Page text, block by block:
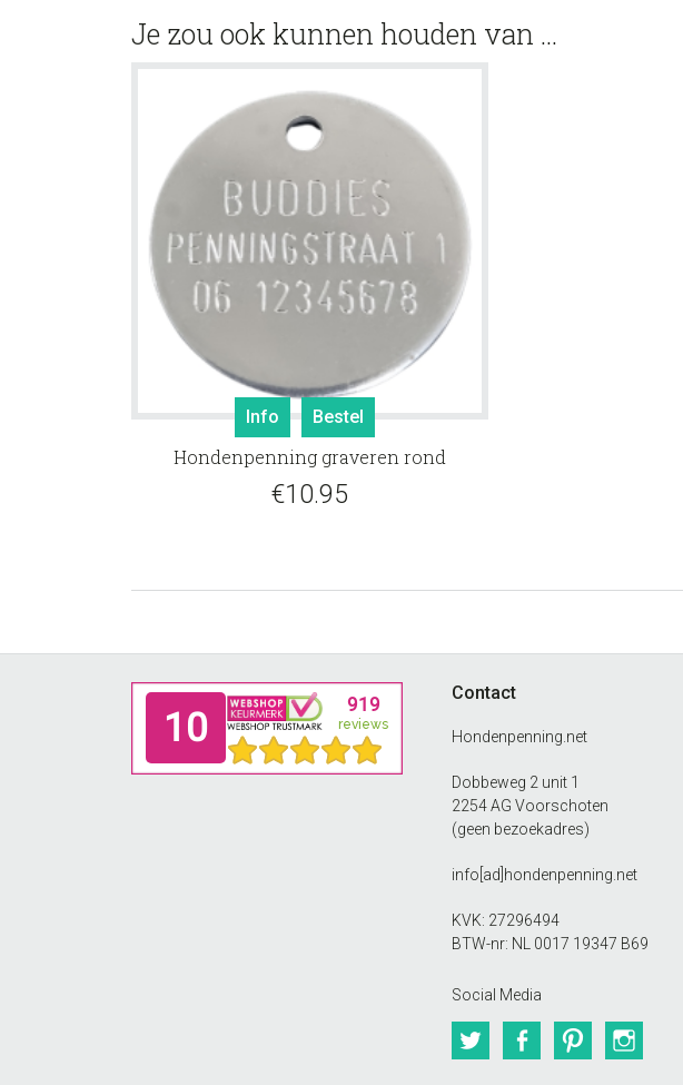
Je zou ook kunnen houden van …
Info Bestel
Hondenpenning graveren rond
€10.95
Contact
Hondenpenning.net
Dobbeweg 2 unit 1
2254 AG Voorschoten
(geen bezoekadres)
info[ad]hondenpenning.net
KVK: 27296494
BTW-nr: NL 0017 19347 B69
Social Media
TwitterFacebookPinterest